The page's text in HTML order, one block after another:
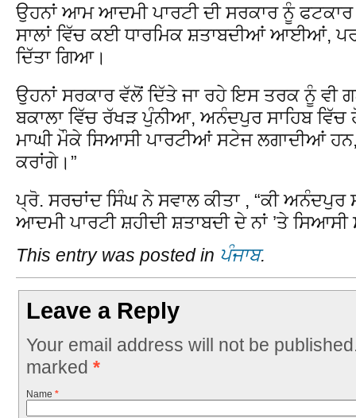
ਉਹਨਾਂ ਆਮ ਆਦਮੀ ਪਾਰਟੀ ਦੀ ਸਰਕਾਰ ਨੂੰ ਫਟਕਾਰ
ਸਾਲਾਂ ਵਿੱਚ ਕਈ ਧਾਰਮਿਕ ਸ਼ਤਾਬਦੀਆਂ ਆਈਆਂ,
ਦਿੱਤਾ ਗਿਆ।
ਉਹਨਾਂ ਸਰਕਾਰ ਵੱਲੋਂ ਦਿੱਤੇ ਜਾ ਰਹੇ ਇਸ ਤਰਕ ਨੂੰ ਵੀ
ਬਕਾਲਾ ਵਿੱਚ ਰੱਖੜ ਪੁੰਨੀਆ, ਅਨੰਦਪੁਰ ਸਾਹਿਬ
ਮਾਘੀ ਮੌਕੇ ਸਿਆਸੀ ਪਾਰਟੀਆਂ ਸਟੇਜ ਲਗਾਦੀਆਂ ਹਨ,
ਕਰਾਂਗੇ।”
ਪ੍ਰੋ. ਸਰਚਾਂਦ ਸਿੰਘ ਨੇ ਸਵਾਲ ਕੀਤਾ , “ਕੀ
ਆਦਮੀ ਪਾਰਟੀ ਸ਼ਹੀਦੀ ਸ਼ਤਾਬਦੀ ਦੇ ਨਾਂ ’ਤੇ
This entry was posted in ਪੰਜਾਬ.
Leave a Reply
Your email address will not be
marked *
Name *